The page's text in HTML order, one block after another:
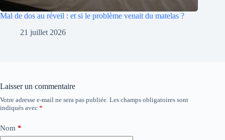
Mal de dos au réveil : et si le problème venait du matelas ?
21 juillet 2026
Laisser un commentaire
Votre adresse e-mail ne sera pas publiée. Les champs obligatoires sont
indiqués avec *
Nom *